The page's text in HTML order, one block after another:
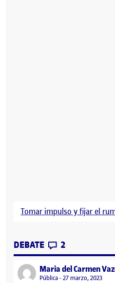
Tomar impulso y fijar el
DEBATE 2EN
Maria del Carmen
Visibilidad:
Pública 27 marzo, 2023